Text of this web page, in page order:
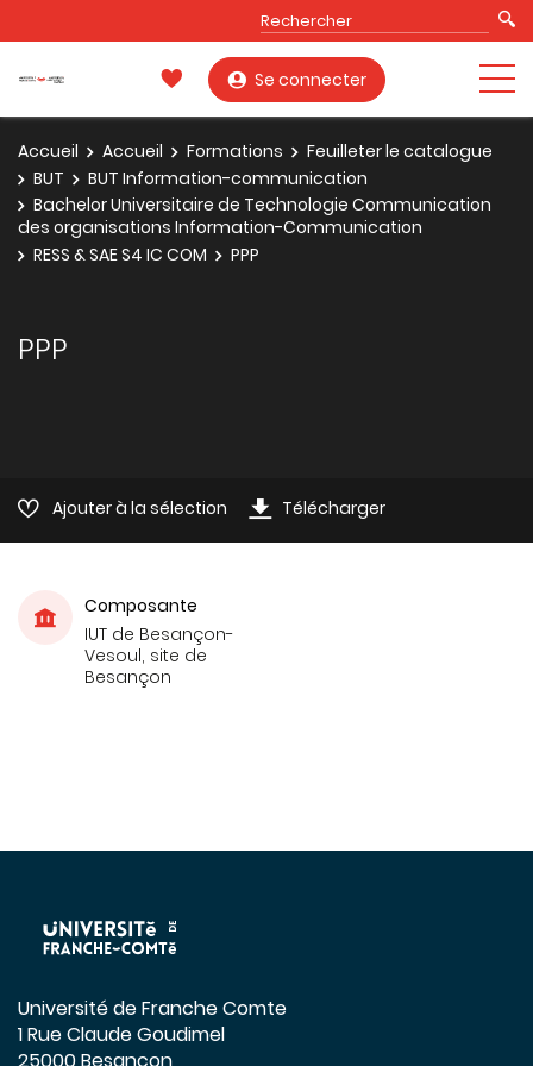
Se connecter
Accueil Accueil Formations
Feuilleter le catalogue
BUT
BUT Information-communication
Bachelor Universitaire de Technologie Communication
des organisations Information-Communication
RESS & SAE S4 IC COM
PPP
PPP
Ajouter à la sélection Télécharger
Composante
IUT de Besançon-
Vesoul, site de
Besançon
Université de Franche Comte
1 Rue Claude Goudimel
25000 Besançon